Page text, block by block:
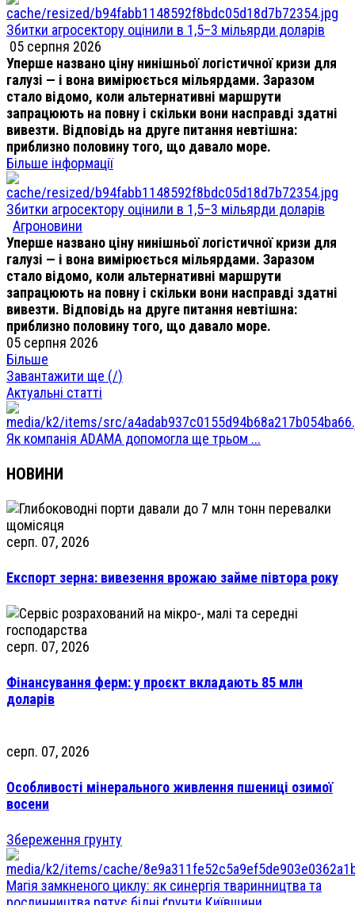
Збитки агросектору оцінили в 1,5–3 мільярди доларів
05 серпня 2026
Уперше названо ціну нинішньої логістичної кризи для
галузі — і вона вимірюється мільярдами. Заразом
стало відомо, коли альтернативні маршрути
запрацюють на повну і скільки вони насправді здатні
вивезти. Відповідь на друге питання невтішна:
приблизно половину того, що давало море.
Більше інформації
Збитки агросектору оцінили в 1,5–3 мільярди доларів
Агроновини
Уперше названо ціну нинішньої логістичної кризи для
галузі — і вона вимірюється мільярдами. Заразом
стало відомо, коли альтернативні маршрути
запрацюють на повну і скільки вони насправді здатні
вивезти. Відповідь на друге питання невтішна:
приблизно половину того, що давало море.
05 серпня 2026
Більше
Завантажити ще (/)
Актуальні статті
Як компанія ADAMA допомогла ще трьом ...
НОВИНИ
серп. 07, 2026
Експорт зерна: вивезення врожаю займе півтора року
серп. 07, 2026
Фінансування ферм: у проєкт вкладають 85 млн
доларів
серп. 07, 2026
Особливості мінерального живлення пшениці озимої
восени
Збереження грунту
Магія замкненого циклу: як синергія тваринництва та